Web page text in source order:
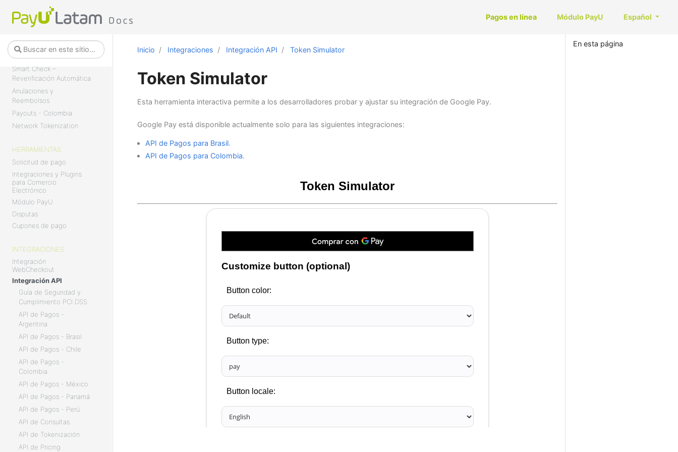
Pagos en línea Módulo PayU Español
Autenticación 3DS
Cuotas sin Intereses
Tokenización
Smart Check –
Reverificación Automática
Anulaciones y
Reembolsos
Payouts - Colombia
Network Tokenization
HERRAMIENTAS
Solicitud de pago
Integraciones y Plugins
para Comercio
Electrónico
Módulo PayU
Disputas
Cupones de pago
INTEGRACIONES
Integración
WebCheckout
Integración API
Guía de Seguridad y
Cumplimiento PCI DSS
API de Pagos -
Argentina
API de Pagos - Brasil
API de Pagos - Chile
API de Pagos -
Colombia
API de Pagos - México
API de Pagos - Panamá
API de Pagos - Perú
API de Consultas
API de Tokenización
API de Pricing
En esta página
Inicio Integraciones Integración API Token Simulator
Token Simulator
Esta herramienta interactiva permite a los desarrolladores probar y ajustar su integración de Google Pay.
Google Pay está disponible actualmente solo para las siguientes integraciones:
API de Pagos para Brasil.
API de Pagos para Colombia.